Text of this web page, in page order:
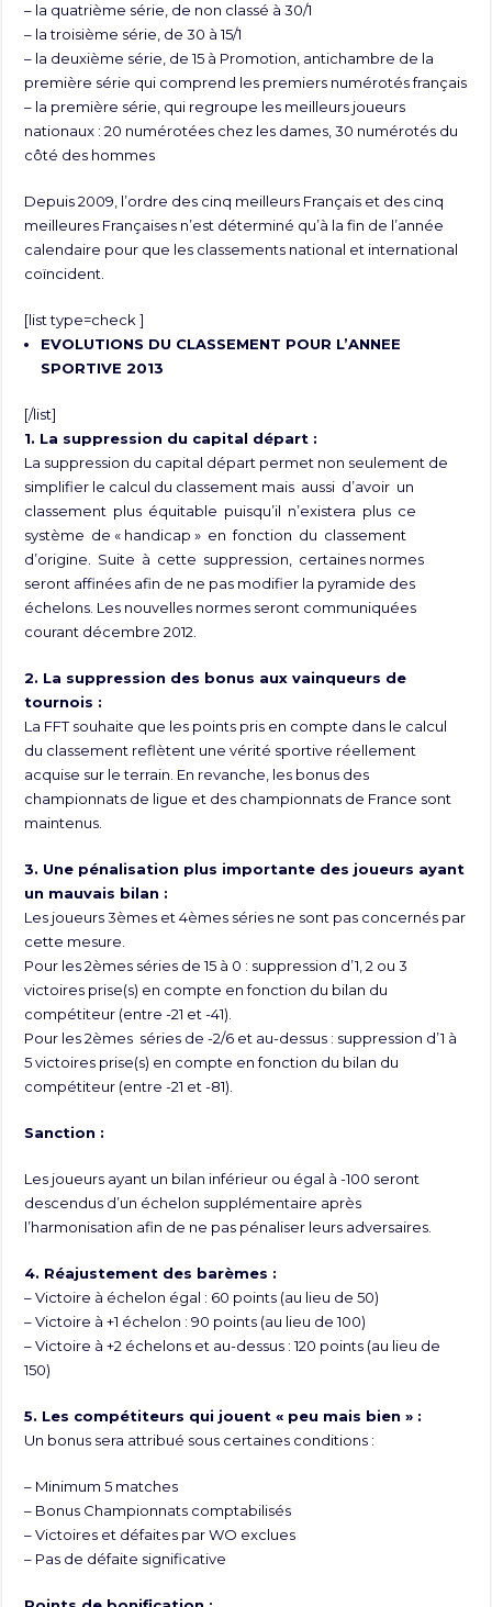
– la quatrième série, de non classé à 30/1
– la troisième série, de 30 à 15/1
– la deuxième série, de 15 à Promotion, antichambre de la
première série qui comprend les premiers numérotés français
– la première série, qui regroupe les meilleurs joueurs
nationaux : 20 numérotées chez les dames, 30 numérotés du
côté des hommes
Depuis 2009, l’ordre des cinq meilleurs Français et des cinq
meilleures Françaises n’est déterminé qu’à la fin de l’année
calendaire pour que les classements national et international
coïncident.
[list type=check ]
EVOLUTIONS DU CLASSEMENT POUR L’ANNEE
SPORTIVE 2013
[/list]
1. La suppression du capital départ :
La suppression du capital départ permet non seulement de
simplifier le calcul du classement mais aussi d’avoir un
classement plus équitable puisqu’il n’existera plus ce
système de « handicap » en fonction du classement
d’origine. Suite à cette suppression, certaines normes
seront affinées afin de ne pas modifier la pyramide des
échelons. Les nouvelles normes seront communiquées
courant décembre 2012.
2. La suppression des bonus aux vainqueurs de
tournois :
La FFT souhaite que les points pris en compte dans le calcul
du classement reflètent une vérité sportive réellement
acquise sur le terrain. En revanche, les bonus des
championnats de ligue et des championnats de France sont
maintenus.
3. Une pénalisation plus importante des joueurs ayant
un mauvais bilan :
Les joueurs 3èmes et 4èmes séries ne sont pas concernés par
cette mesure.
Pour les 2èmes séries de 15 à 0 : suppression d’1, 2 ou 3
victoires prise(s) en compte en fonction du bilan du
compétiteur (entre -21 et -41).
Pour les 2èmes séries de -2/6 et au-dessus : suppression d’1 à
5 victoires prise(s) en compte en fonction du bilan du
compétiteur (entre -21 et -81).
Sanction :
Les joueurs ayant un bilan inférieur ou égal à -100 seront
descendus d’un échelon supplémentaire après
l’harmonisation afin de ne pas pénaliser leurs adversaires.
4. Réajustement des barèmes :
– Victoire à échelon égal : 60 points (au lieu de 50)
– Victoire à +1 échelon : 90 points (au lieu de 100)
– Victoire à +2 échelons et au-dessus : 120 points (au lieu de
150)
5. Les compétiteurs qui jouent « peu mais bien » :
Un bonus sera attribué sous certaines conditions :
– Minimum 5 matches
– Bonus Championnats comptabilisés
– Victoires et défaites par WO exclues
– Pas de défaite significative